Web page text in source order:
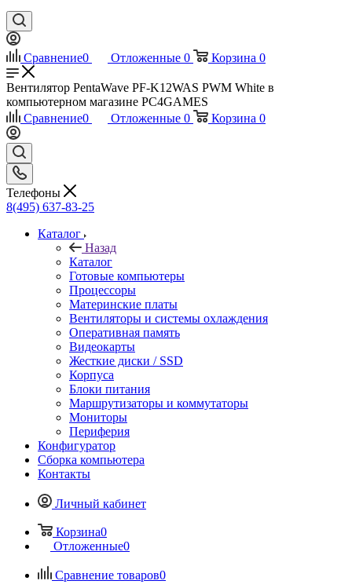
Сравнение0 Отложенные 0 Корзина 0
Вентилятор PentaWave PF-K12WAS PWM White в
компьютерном магазине PC4GAMES
Сравнение0 Отложенные 0 Корзина 0
Телефоны
8(495) 637-83-25
Каталог
Назад
Каталог
Готовые компьютеры
Процессоры
Материнские платы
Вентиляторы и системы охлаждения
Оперативная память
Видеокарты
Жесткие диски / SSD
Корпуса
Блоки питания
Маршрутизаторы и коммутаторы
Мониторы
Периферия
Конфигуратор
Сборка компьютера
Контакты
Личный кабинет
Корзина0
Отложенные0
Сравнение товаров0